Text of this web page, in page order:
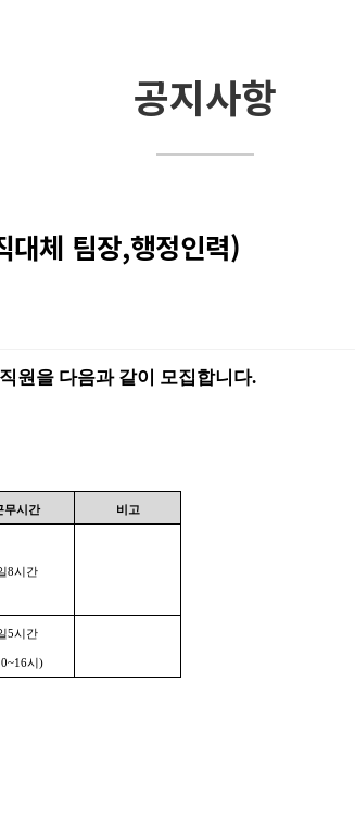
공지사항
대체 팀장,행정인력)
원을 다음과 같이 모집합니다.
무시간 비고
8시간
5시간
시 )